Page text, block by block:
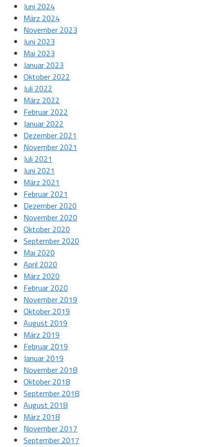
Juni 2024
März 2024
November 2023
Juni 2023
Mai 2023
Januar 2023
Oktober 2022
Juli 2022
März 2022
Februar 2022
Januar 2022
Dezember 2021
November 2021
Juli 2021
Juni 2021
März 2021
Februar 2021
Dezember 2020
November 2020
Oktober 2020
September 2020
Mai 2020
April 2020
März 2020
Februar 2020
November 2019
Oktober 2019
August 2019
März 2019
Februar 2019
Januar 2019
November 2018
Oktober 2018
September 2018
August 2018
März 2018
November 2017
September 2017